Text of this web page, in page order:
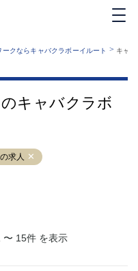
す
プ
クならキャバクラボーイルート > キャ
キャバクラボ
求人
〜 15件 を表示